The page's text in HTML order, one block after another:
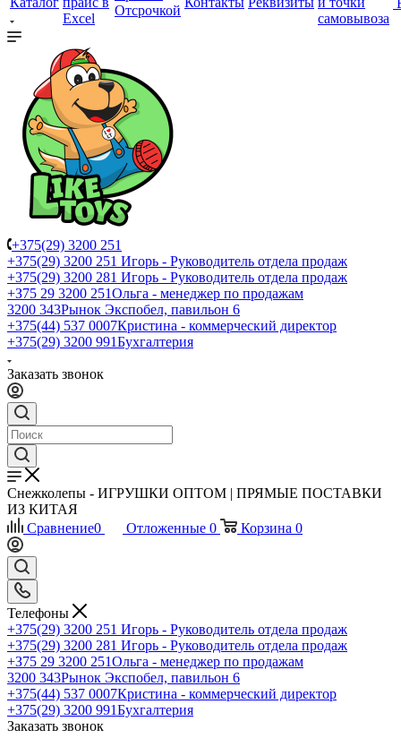
Excel
Отсрочкой
самовывоза
+375(29) 3200 251
+375(29) 3200 251 Игорь - Руководитель отдела продаж
+375(29) 3200 281 Игорь - Руководитель отдела продаж
+З75 29 3200 251Ольга - менеджер по продажам
3200 343Рынок Экспобел, павильон 6
+375(44) 537 0007Кристина - коммерческий директор
+375(29) 3200 991Бухгалтерия
Заказать звонок
Снежколепы - ИГРУШКИ ОПТОМ | ПРЯМЫЕ ПОСТАВКИ
ИЗ КИТАЯ
Сравнение0 Отложенные 0 Корзина 0
Телефоны
+375(29) 3200 251 Игорь - Руководитель отдела продаж
+375(29) 3200 281 Игорь - Руководитель отдела продаж
+З75 29 3200 251Ольга - менеджер по продажам
3200 343Рынок Экспобел, павильон 6
+375(44) 537 0007Кристина - коммерческий директор
+375(29) 3200 991Бухгалтерия
Заказать звонок